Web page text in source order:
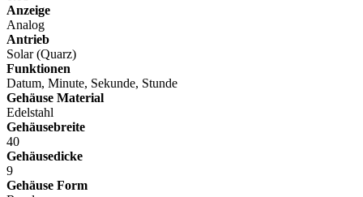
Anzeige
Analog
Antrieb
Solar (Quarz)
Funktionen
Datum, Minute, Sekunde, Stunde
Gehäuse Material
Edelstahl
Gehäusebreite
40
Gehäusedicke
9
Gehäuse Form